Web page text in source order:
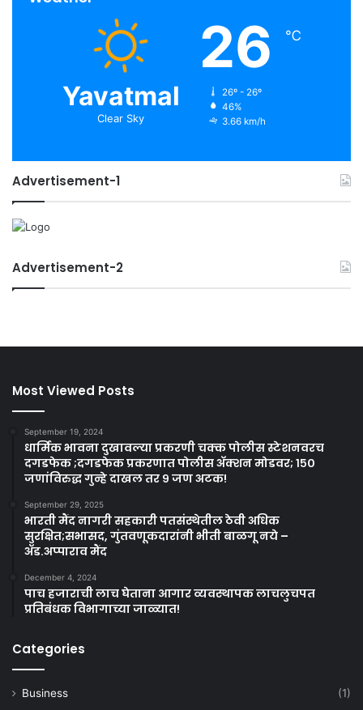
Yavatmal
Clear Sky
26 ℃
26º - 26º
46%
3.66 km/h
Advertisement-1
Advertisement-2
Most Viewed Posts
September 19, 2024
धार्मिक भावना दुखावल्या प्रकरणी चक्क पोलीस स्टेशनवरच
दगडफेक ;दगडफेक प्रकरणात पोलीस अ‍ॅक्शन मोडवर; १५०
जणांविरुद्ध गुन्हे दाखल तर ९ जण अटक!
September 29, 2025
भारती मैंद नागरी सहकारी पतसंस्थेतील ठेवी अधिक
सुरक्षित;सभासद, गुंतवणूकदारांनी भीती बाळगू नये –
ॲड.अप्पाराव मैंद
December 4, 2024
पाच हजाराची लाच घेताना आगार व्यवस्थापक लाचलुचपत
प्रतिबंधक विभागाच्या जाळ्यात!
Categories
Business
(1)